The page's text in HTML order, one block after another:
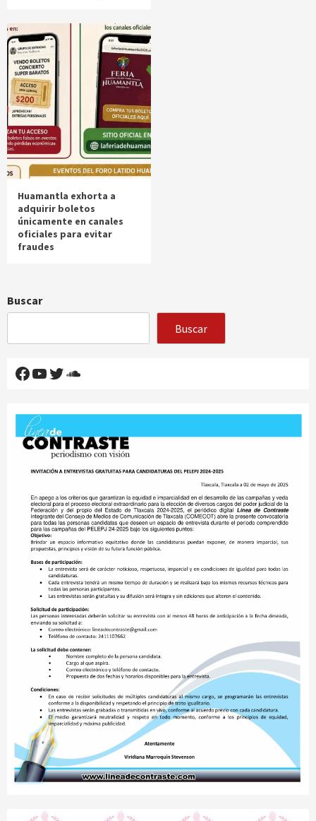
Huamantla exhorta a
adquirir boletos
únicamente en canales
oficiales para evitar
fraudes
Buscar
Buscar
Facebook
YouTube
Twitter
SoundCloud